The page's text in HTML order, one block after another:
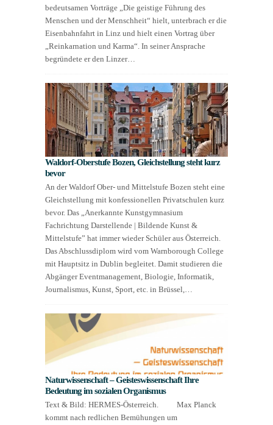
bedeutsamen Vorträge „Die geistige Führung des
Menschen und der Menschheit“ hielt, unterbrach er die
Eisenbahnfahrt in Linz und hielt einen Vortrag über
„Reinkarnation und Karma“. In seiner Ansprache
begründete er den Linzer…
Waldorf-Oberstufe Bozen, Gleichstellung steht kurz
bevor
An der Waldorf Ober- und Mittelstufe Bozen steht eine
Gleichstellung mit konfessionellen Privatschulen kurz
bevor. Das „Anerkannte Kunstgymnasium
Fachrichtung Darstellende | Bildende Kunst &
Mittelstufe” hat immer wieder Schüler aus Österreich.
Das Abschlussdiplom wird vom Warnborough College
mit Hauptsitz in Dublin begleitet. Damit studieren die
Abgänger Eventmanagement, Biologie, Informatik,
Journalismus, Kunst, Sport, etc. in Brüssel,…
Naturwissenschaft – Geisteswissenschaft Ihre
Bedeutung im sozialen Organismus
Text & Bild: HERMES-Österreich. Max Planck
kommt nach redlichen Bemühungen um